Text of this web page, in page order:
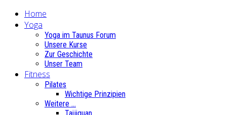
Home
Yoga
Yoga im Taunus Forum
Unsere Kurse
Zur Geschichte
Unser Team
Fitness
Pilates
Wichtige Prinzipien
Weitere ...
Taijiquan